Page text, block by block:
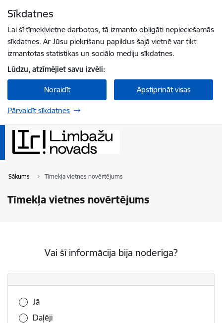
Sīkdatnes
Lai šī tīmekļvietne darbotos, tā izmanto obligāti nepieciešamās
sīkdatnes. Ar Jūsu piekrišanu papildus šajā vietnē var tikt
izmantotas statistikas un sociālo mediju sīkdatnes.
Lūdzu, atzīmējiet savu izvēli:
Noraidīt Apstiprināt visas
Pārvaldīt sīkdatnes
Sākums Tīmekļa vietnes novērtējums
Tīmekļa vietnes novērtējums
Vai šī informācija bija noderīga?
Vai šī informācija bija noderīga?
Jā
Daļēji